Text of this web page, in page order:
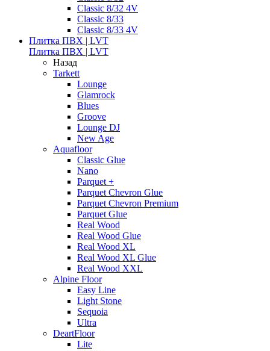
Classic 8/32 4V
Classic 8/33
Classic 8/33 4V
Плитка ПВХ | LVT
Плитка ПВХ | LVT
Назад
Tarkett
Lounge
Glamrock
Blues
Groove
Lounge DJ
New Age
Aquafloor
Classic Glue
Nano
Parquet +
Parquet Chevron Glue
Parquet Chevron Premium
Parquet Glue
Real Wood
Real Wood Glue
Real Wood XL
Real Wood XL Glue
Real Wood XXL
Alpine Floor
Easy Line
Light Stone
Sequoia
Ultra
DeartFloor
Lite